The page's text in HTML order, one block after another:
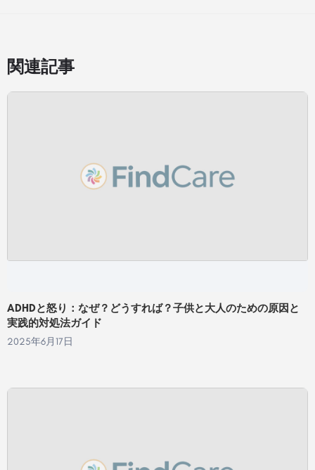
関連記事
ADHDと怒り：なぜ？どうすれば？子供と大人のための原因と
実践的対処法ガイド
2025年6月17日